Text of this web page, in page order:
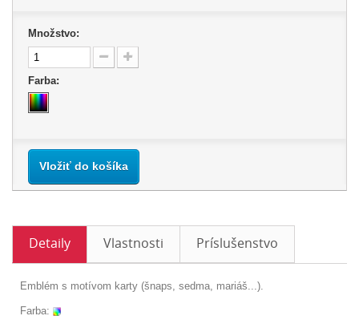
Množstvo:
Farba:
Vložiť do košíka
Detaily Vlastnosti Príslušenstvo
Emblém s motívom karty (šnaps, sedma, mariáš...).
Farba: